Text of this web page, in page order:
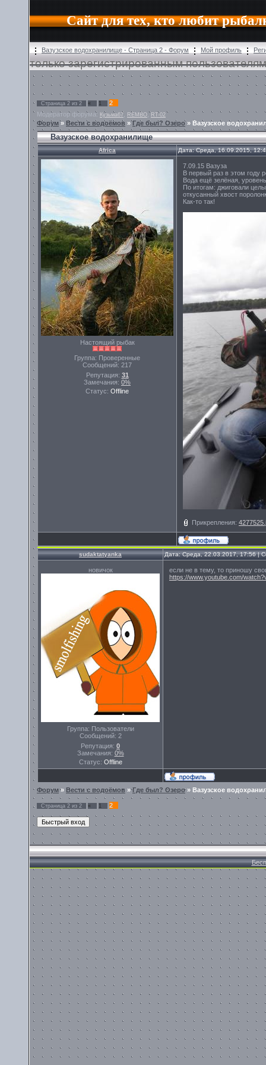
Сайт для тех, кто любит
Вазузское водохранилище - Страница 2 - Форум Мой профиль
только зарегистрированным
Страница 2 из 2 « 1
2
Модератор форума: Кузьма67 REMBO , RT-02
Форум» Вести с водоёмов »Где был? Озеро» Вазузское
Вазузское водохранилище
Africa Дата: Среда, 16.09.2015,
Настоящий рыбак
Группа: Проверенные
Сообщений: 217
Репутация: 31
Замечания: 0%
Статус: Offline
7.09.15 Вазуза
В первый раз в этом году
Вода ещё зелёная,
По итогам: джиговали
откусанный хвост
Как-то так!
Прикрепления:
sudaktatyanka Дата: Среда, 22.03.2017, 17:56 |
новичок
Группа: Пользователи
Сообщений: 2
Репутация: 0
Замечания: 0%
Статус: Offline
если не в тему, то приношу
https://www.youtube.com/
Форум» Вести с водоёмов »Где был? Озеро» Вазузское
Страница 2 из 2 « 1 2